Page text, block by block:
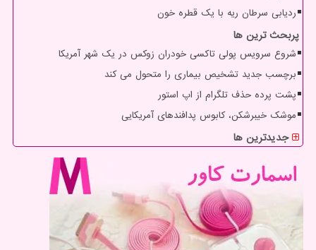
ردیابی سرطان ریه با یک قطره خون
پربحث ترین ها
شروع سرویس پولی تاکسی خودران زوکس در یک شهر آمریکا
برچسب جدید تشخیص بیماری را متحول می کند
پشت پرده حذف تلگرام از اپ استور
موشک خیبرشکن، کابوس پدافندهای آمریکایی
جدیدترین ها